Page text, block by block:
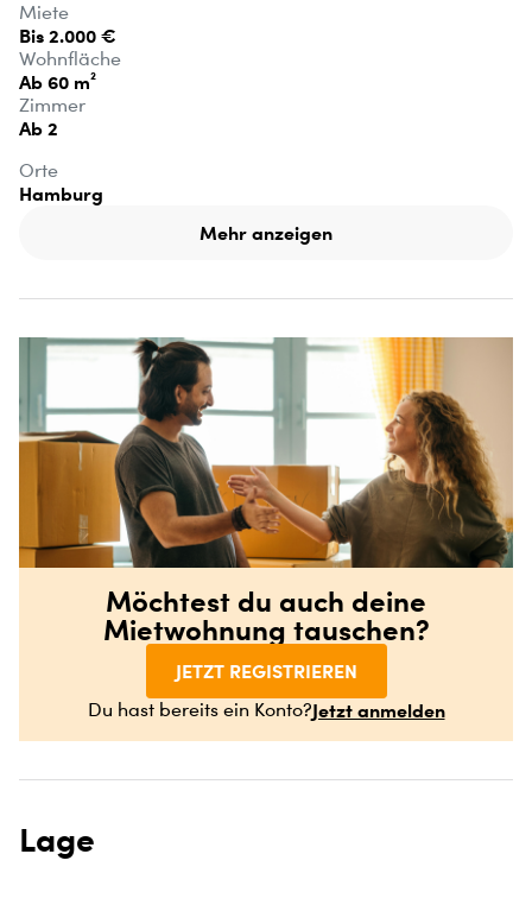
Miete
Bis 2.000 €
Wohnfläche
Ab 60 m²
Zimmer
Ab 2
Orte
Hamburg
Mehr anzeigen
Möchtest du auch deine
Mietwohnung tauschen?
JETZT REGISTRIEREN
Du hast bereits ein Konto?Jetzt anmelden
Lage